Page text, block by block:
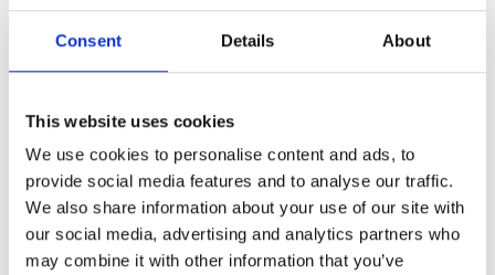
Consent Details About
This website uses cookies
We use cookies to personalise content and ads, to
provide social media features and to analyse our traffic.
We also share information about your use of our site with
our social media, advertising and analytics partners who
may combine it with other information that you’ve
歐洲RoHS2保證書下載
RoHS2(有時不適用) (ver. Aug-2026)
歐洲RoHS2保證書下載
關於中國版RoHS修訂版（電器電子產品
有害物質限制使用管理辦法）